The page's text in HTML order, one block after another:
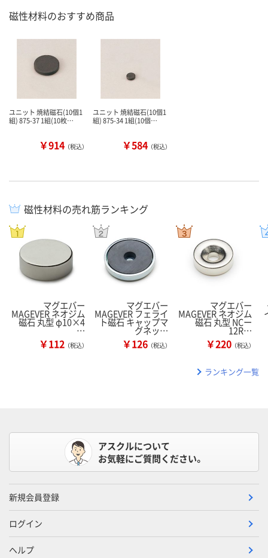
磁性材料のおすすめ商品
ユニット 焼結磁石(10個1
組) 875-37 1組(10枚…
￥914 （税込）
ユニット 焼結磁石(10個1
組) 875-34 1組(10個…
￥584 （税込）
磁性材料の売れ筋ランキング
マグエバー
MAGEVER ネオジム
磁石 丸型 φ10×4
…
￥112 （税込）
マグエバー
MAGEVER フェライ
ト磁石 キャップマ
グネッ…
￥126 （税込）
マグエバー
MAGEVER ネオジム
磁石 丸型 NCー
12R…
￥220 （税込）
ランキング一覧
アスクルについて
お気軽にご質問ください。
新規会員登録
ログイン
ヘルプ